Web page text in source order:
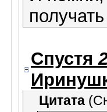
Спустя
Цитата